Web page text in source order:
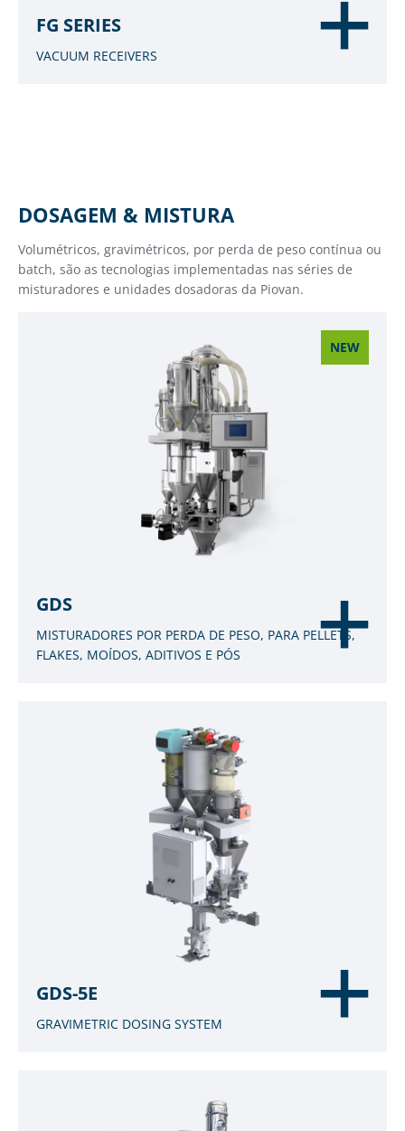
FG SERIES
VACUUM RECEIVERS
DOSAGEM & MISTURA
Volumétricos, gravimétricos, por perda de peso contínua ou
batch, são as tecnologias implementadas nas séries de
misturadores e unidades dosadoras da Piovan.
NEW
GDS
MISTURADORES POR PERDA DE PESO, PARA PELLETS,
FLAKES, MOÍDOS, ADITIVOS E PÓS
GDS-5E
GRAVIMETRIC DOSING SYSTEM